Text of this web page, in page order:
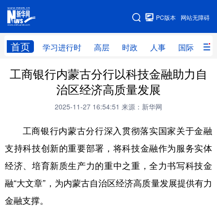
网站无障碍
PC版本
首页 学习进行时 高层 时政 人事 国际 财
网站地图
学习进行时 高层 时政 人事
财经 网评
全球连线
科技 科创 量子 体育
文化 书画 健康 军事
法律
工商银行内蒙古分行以科技金融助力自
治区经济高质量发展
2025-11-27 16:54:51 来源：新华网
工商银行内蒙古分行深入贯彻落实国家关于金融
支持科技创新的重要部署，将科技金融作为服务实体
经济、培育新质生产力的重中之重，全力书写科技金
融“大文章”，为内蒙古自治区经济高质量发展提供有力
金融支撑。